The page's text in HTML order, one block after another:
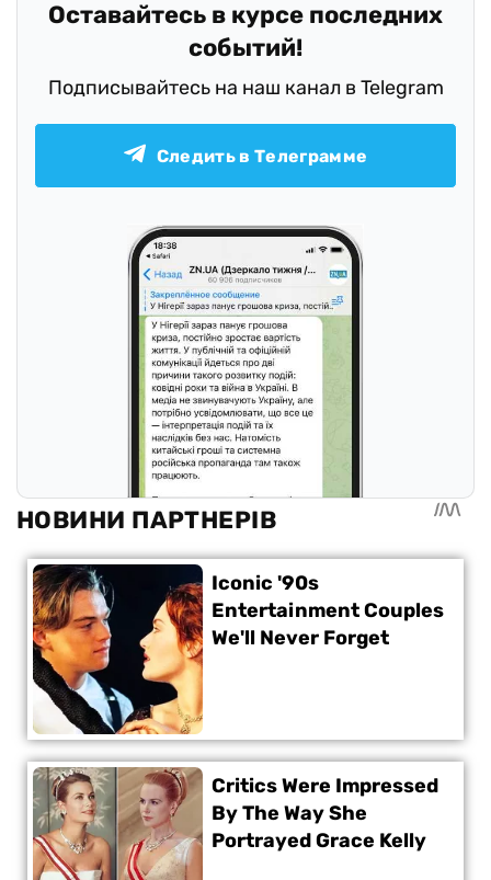
Оставайтесь в курсе последних
событий!
Подписывайтесь на наш канал в Telegram
Следить в Телеграмме